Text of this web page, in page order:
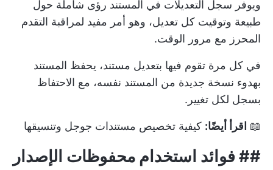
ويوفر سجل التعديلات في المستند رؤى شاملة حول
طبيعة وتوقيت كل تعديل، وهو أمر مفيد لمراقبة التقدم
المحرز مع مرور الوقت.
في كل مرة تقوم فيها بتعديل مستند، يحفظ المستند
بهدوء نسخة جديدة من المستند نفسه، مع الاحتفاظ
بسجل لكل تغيير.
📖 اقرأ أيضًا: كيفية تخصيص مستندات جوجل وتنسيقها
## فوائد استخدام محفوظات الإصدار